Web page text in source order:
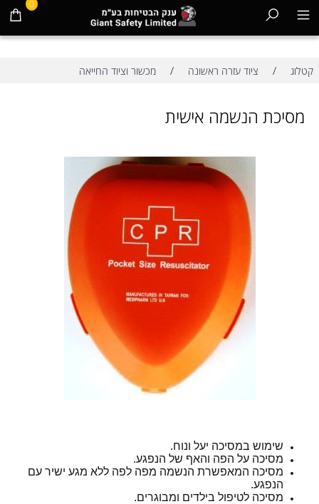
0
קטלוג / ציוד עזרה ראשונה / מכשור וציוד החייאה
מסיכת הנשמה אישית
שימוש במסיכה יעל ונוח.
מסיכה על הפה והאף של הנפגע.
מסיכה המאפשרת הנשמה מפה לפה ללא מגע ישיר עם
הנפגע.
מסיכה לטיפול בילדים ומבוגרים.